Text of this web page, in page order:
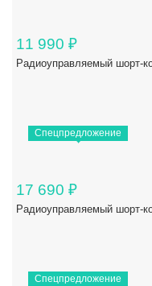
11 990 ₽
Радиоуправляемый шорт-
Спецпредложение
17 690 ₽
Радиоуправляемый шорт-
Спецпредложение